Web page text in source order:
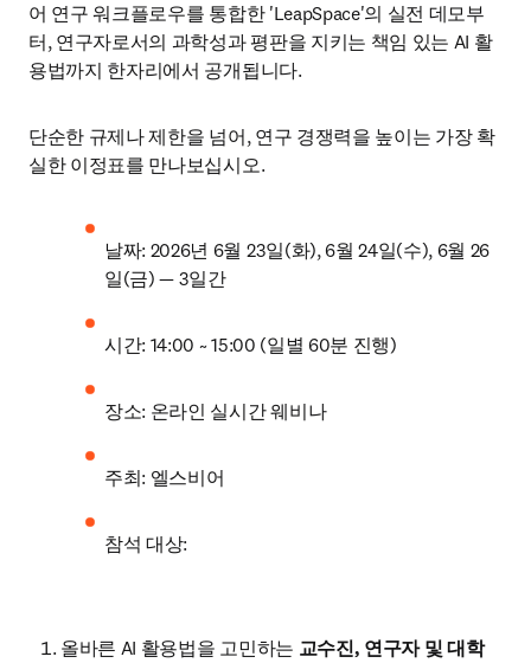
어 연구 워크플로우를 통합한 'LeapSpace'의 실전 데모부
터, 연구자로서의 과학성과 평판을 지키는 책임 있는 AI 활
용법까지 한자리에서 공개됩니다.
단순한 규제나 제한을 넘어, 연구 경쟁력을 높이는 가장 확
실한 이정표를 만나보십시오.
날짜: 2026년 6월 23일(화), 6월 24일(수), 6월 26
일(금) — 3일간
시간: 14:00 ~ 15:00 (일별 60분 진행)
장소: 온라인 실시간 웨비나
주최: 엘스비어
참석 대상:
올바른 AI 활용법을 고민하는 교수진, 연구자 및 대학